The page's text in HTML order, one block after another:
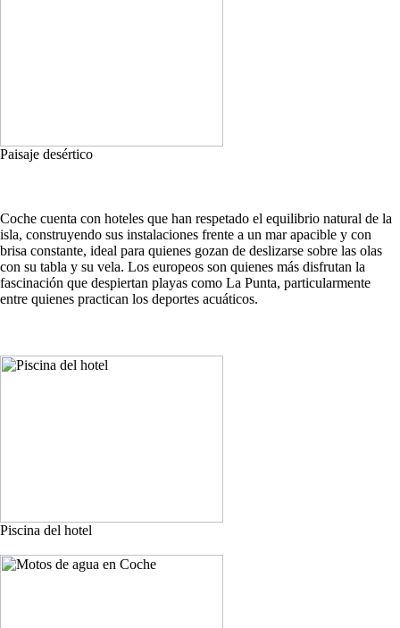
Paisaje desértico
Coche cuenta con hoteles que han respetado el equilibrio natural de la
isla, construyendo sus instalaciones frente a un mar apacible y con
brisa constante, ideal para quienes gozan de deslizarse sobre las olas
con su tabla y su vela. Los europeos son quienes más disfrutan la
fascinación que despiertan playas como La Punta, particularmente
entre quienes practican los deportes acuáticos.
Piscina del hotel